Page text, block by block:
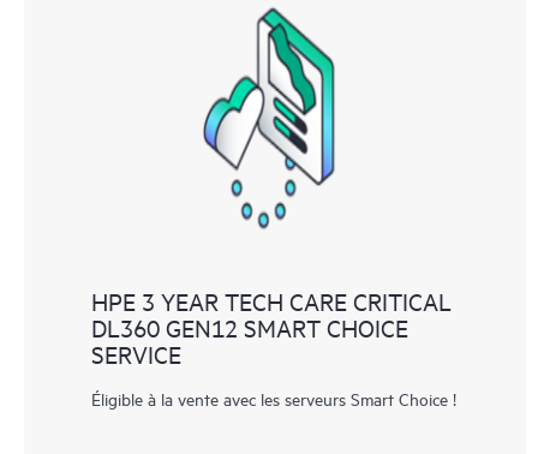
HPE 3 YEAR TECH CARE CRITICAL
DL360 GEN12 SMART CHOICE
SERVICE
Éligible à la vente avec les serveurs Smart Choice !